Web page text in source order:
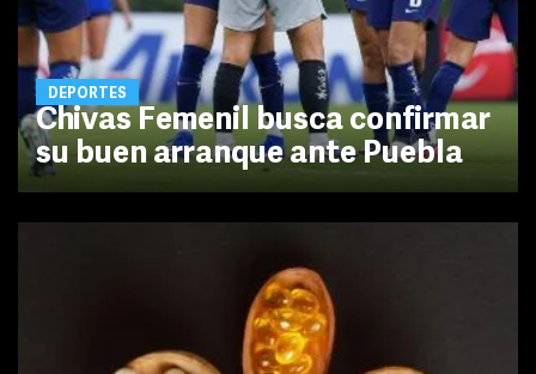
DEPORTES
Chivas Femenil busca confirmar
su buen arranque ante Puebla